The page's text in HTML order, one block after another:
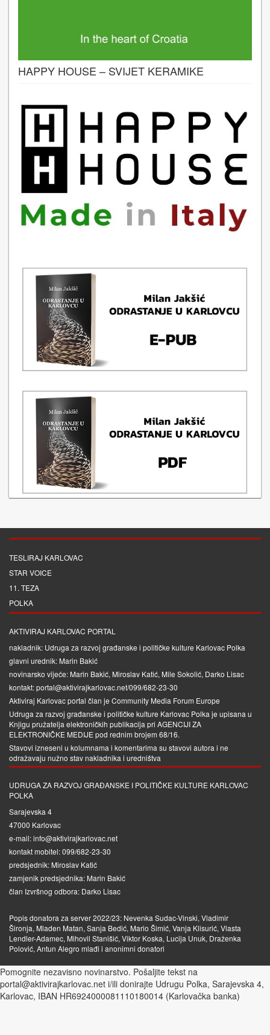
HAPPY HOUSE – SVIJET KERAMIKE
TESLIRAJ KARLOVAC
STAR VOICE
11. TEZA
POLKA
AKTIVIRAJ KARLOVAC PORTAL
nakladnik: Udruga za razvoj građanske i političke kulture Karlovac Polka
glavni urednik: Marin Bakić
novinarsko vijeće: Marin Bakić, Miroslav Katić, Mile Sokolić, Darko Lisac
kontakt: portal@aktivirajkarlovac.net/099/682-23-30
Aktiviraj Karlovac portal član je Community Media Forum Europe
Udruga za razvoj građanske i političke kulture Karlovac Polka je upisana u
Knjigu pružatelja elektroničkih publikacija pri AGENCIJI ZA
ELEKTRONIČKE MEDIJEpod rednim brojem 68/16.
Stavovi izneseni u kolumnama i komentarima su stavovi autora i ne
odražavaju nužno stav nakladnika i uredništva
UDRUGA ZA RAZVOJ GRAĐANSKE I POLITIČKE KULTURE KARLOVAC
POLKA
Sarajevska 4
47000 Karlovac
e-mail: info@aktivirajkarlovac.net
kontakt mobitel: 099/682-23-30
predsjednik: Miroslav Katić
zamjenik predsjednika: Marin Bakić
član Izvršnog odbora: Darko Lisac
Popis donatora za server 2022/23: Nevenka Sudac-Vinski, Vladimir
Šironja, Mladen Matan, Sanja Bedić, Mario Šimić, Vanja Klisurić, Vlasta
Lendler-Adamec, Mihovil Stanišić, Viktor Koska, Lucija Unuk, Draženka
Polović, Antun Alegro mlađi i anonimni donatori
Pomognite nezavisno novinarstvo. Pošaljite tekst na
portal@aktivirajkarlovac.net i/ili donirajte Udrugu Polka, Sarajevska 4,
Karlovac, IBAN HR6924000081110180014 (Karlovačka banka)